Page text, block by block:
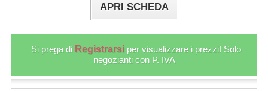
APRI SCHEDA
Si prega di Registrarsi per visualizzare i prezzi! Solo
negozianti con P. IVA